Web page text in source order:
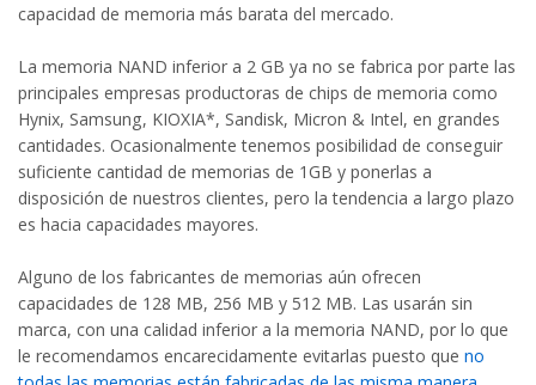
capacidad de memoria más barata del mercado.
La memoria NAND inferior a 2 GB ya no se fabrica por parte las
principales empresas productoras de chips de memoria como
Hynix, Samsung, KIOXIA*, Sandisk, Micron & Intel, en grandes
cantidades. Ocasionalmente tenemos posibilidad de conseguir
suficiente cantidad de memorias de 1GB y ponerlas a
disposición de nuestros clientes, pero la tendencia a largo plazo
es hacia capacidades mayores.
Alguno de los fabricantes de memorias aún ofrecen
capacidades de 128 MB, 256 MB y 512 MB. Las usarán sin
marca, con una calidad inferior a la memoria NAND, por lo que
le recomendamos encarecidamente evitarlas puesto que no